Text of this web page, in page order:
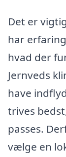
Det er
har
hvad der
Jernveds
have
trives
passes.
vælge en